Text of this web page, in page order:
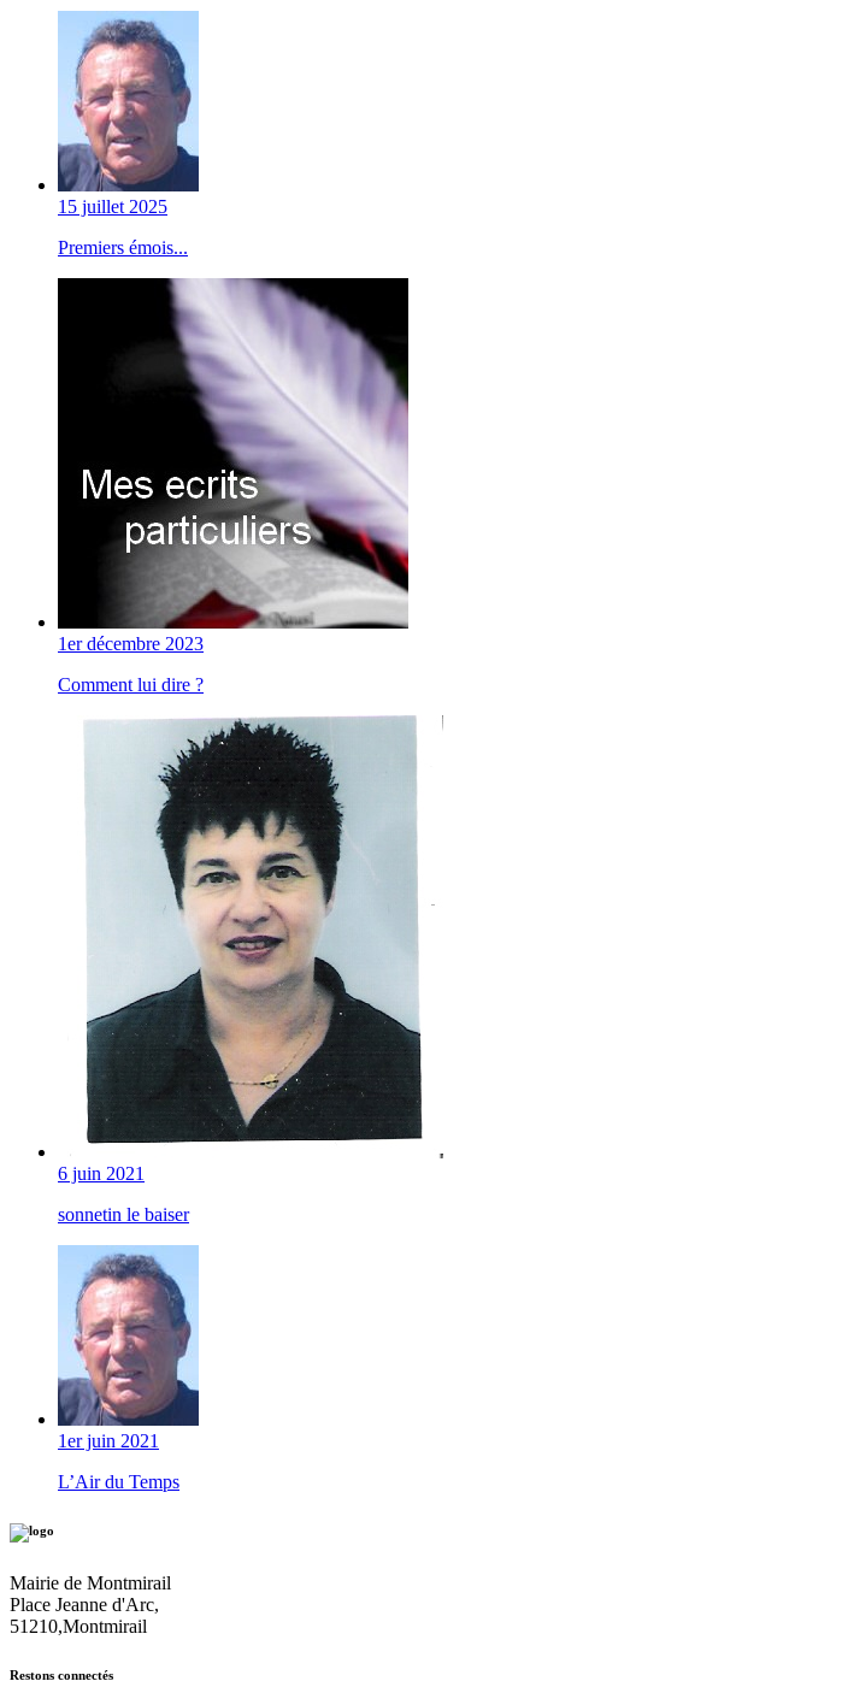
15 juillet 2025
Premiers émois...
1er décembre 2023
Comment lui dire ?
6 juin 2021
sonnetin le baiser
1er juin 2021
L’Air du Temps
Mairie de Montmirail
Place Jeanne d'Arc,
51210,Montmirail
Restons connectés